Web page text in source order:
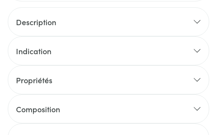
Description
Indication
Propriétés
Composition